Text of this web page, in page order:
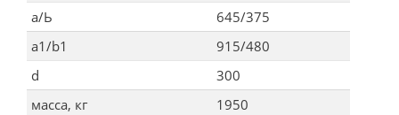
а/Ь
645/375
а1/b1
915/480
d
300
масса, кг
1950